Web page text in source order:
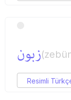
زبون
Resimli